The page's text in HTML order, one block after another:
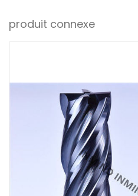
produit connexe